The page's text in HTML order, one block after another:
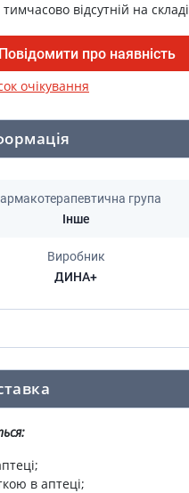
відсутній на складі
Повідомити про наявність
очікування
група
Інше
Виробник
ДИНА+
в аптеці;